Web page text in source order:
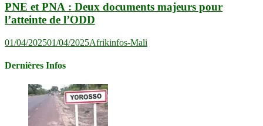
PNE et PNA : Deux documents majeurs pour
l’atteinte de l’ODD
01/04/202501/04/2025Afrikinfos-Mali
Dernières Infos